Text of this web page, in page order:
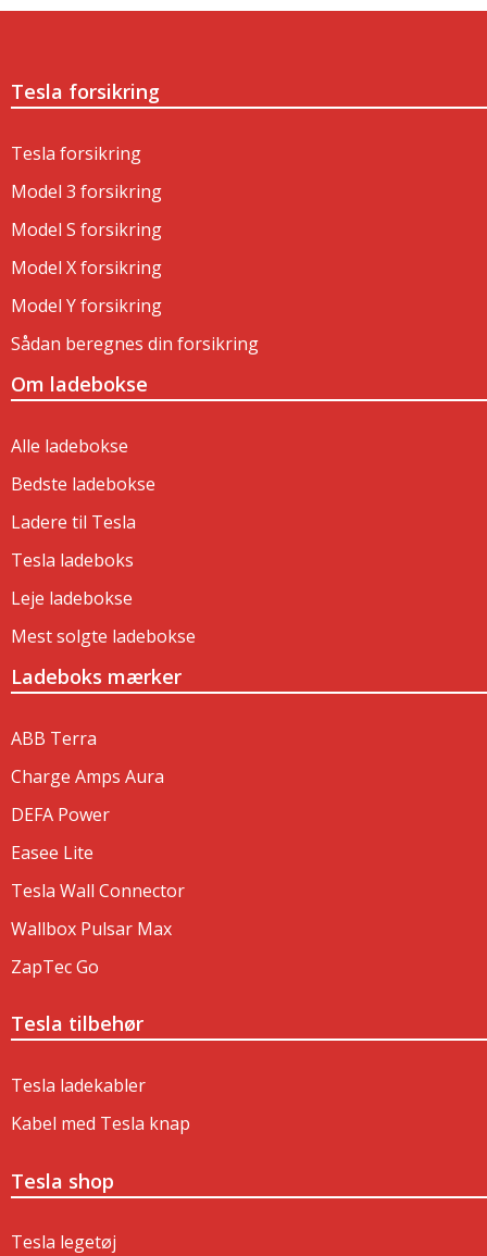
Tesla forsikring
Tesla forsikring
Model 3 forsikring
Model S forsikring
Model X forsikring
Model Y forsikring
Sådan beregnes din forsikring
Om ladebokse
Alle ladebokse
Bedste ladebokse
Ladere til Tesla
Tesla ladeboks
Leje ladebokse
Mest solgte ladebokse
Ladeboks mærker
ABB Terra
Charge Amps Aura
DEFA Power
Easee Lite
Tesla Wall Connector
Wallbox Pulsar Max
ZapTec Go
Tesla tilbehør
Tesla ladekabler
Kabel med Tesla knap
Tesla shop
Tesla legetøj